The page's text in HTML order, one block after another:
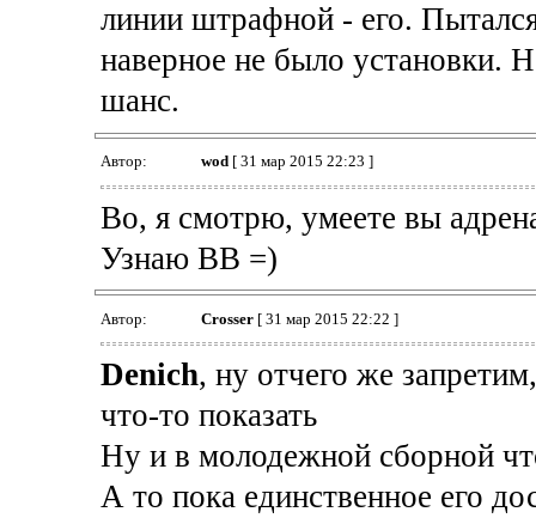
линии штрафной - его.
наверное не было установки.
шанс.
Автор: wod[ 31 мар 2015 22:23 ]
Во, я смотрю, умеете вы
Узнаю ВВ =)
Автор: Crosser[ 31 мар 2015 22:22 ]
Denich, ну отчего же
что-то показать
Ну и в молодежной сборной
А то пока единственное его